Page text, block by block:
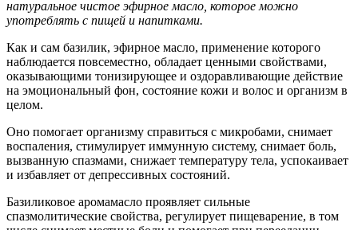
натуральное чистое эфирное масло, которое можно
употреблять с пищей и напитками.
Как и сам базилик, эфирное масло, применение которого
наблюдается повсеместно, обладает ценными свойствами,
оказывающими тонизирующее и оздоравливающие действие
на эмоциональный фон, состояние кожи и волос и организм в
целом.
Оно помогает организму справиться с микробами, снимает
воспаления, стимулирует иммунную систему, снимает боль,
вызванную спазмами, снижает температуру тела, успокаивает
и избавляет от депрессивных состояний.
Базиликовое аромамасло проявляет сильные
спазмолитические свойства, регулирует пищеварение, в том